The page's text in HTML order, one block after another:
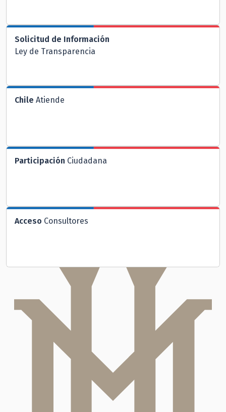
Solicitud de Información
Ley de Transparencia
Chile Atiende
Participación Ciudadana
Acceso Consultores